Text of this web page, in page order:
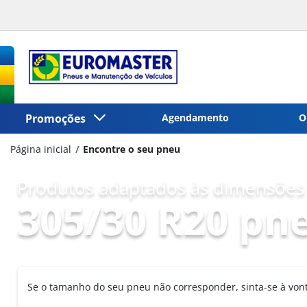
Promoções Agendamento
Página inicial Encontre o seu pneu
Produtos adaptados às dimensões
305/30 R20
Se o tamanho do seu pneu não corresponder, sinta-se à